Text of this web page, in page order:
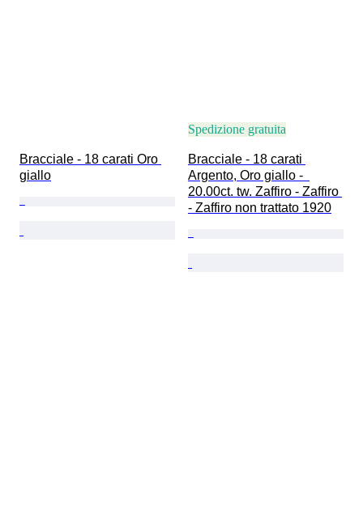
Bracciale - 18 carati Oro
giallo
Spedizione gratuita
Bracciale - 18 carati
Argento, Oro giallo -
20.00ct. tw. Zaffiro - Zaffiro
- Zaffiro non trattato 1920